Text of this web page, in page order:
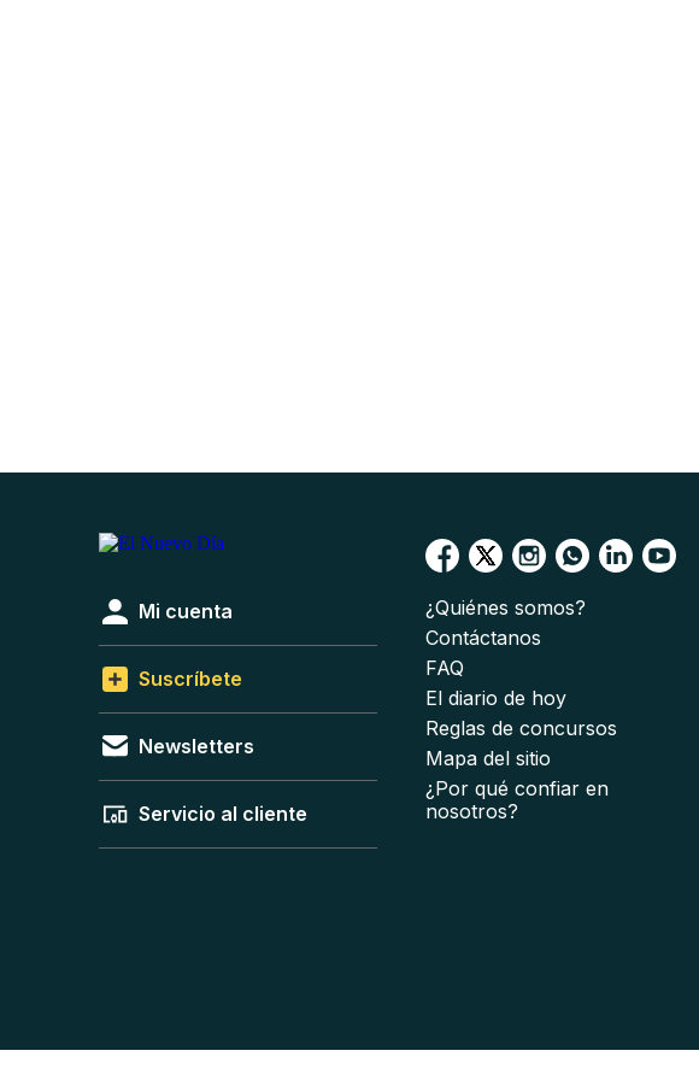
Mi cuenta
Suscríbete
Newsletters
Servicio al cliente
¿Quiénes somos?
Contáctanos
FAQ
El diario de hoy
Reglas de concursos
Mapa del sitio
¿Por qué confiar en
nosotros?